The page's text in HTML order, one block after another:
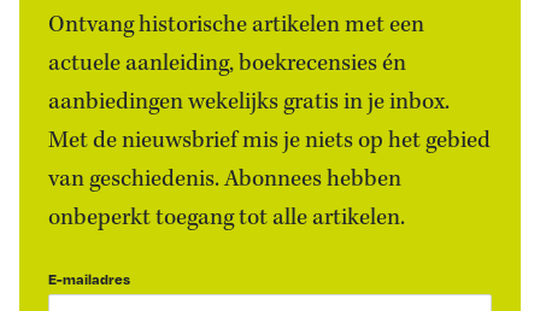
Ontvang historische artikelen met een
actuele aanleiding, boekrecensies én
aanbiedingen wekelijks gratis in je inbox.
Met de nieuwsbrief mis je niets op het gebied
van geschiedenis. Abonnees hebben
onbeperkt toegang tot alle artikelen.
E-mailadres